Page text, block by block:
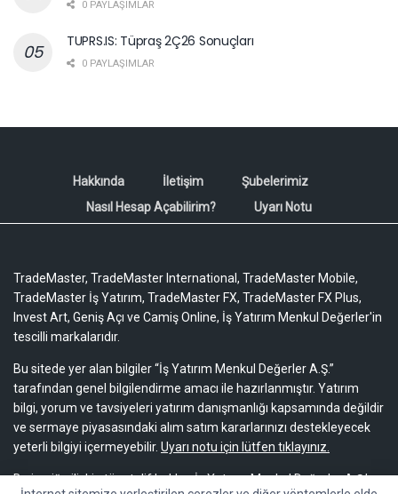
0 PAYLAŞIMLAR
TUPRS.IS: Tüpraş 2Ç26 Sonuçları
0 PAYLAŞIMLAR
Hakkında İletişim
Şubelerimiz
Nasıl Hesap Açabilirim?
Uyarı Notu
TradeMaster, TradeMaster International, TradeMaster Mobile,
TradeMaster İş Yatırım, TradeMaster FX, TradeMaster FX Plus,
Invest Art, Geniş Açı ve Camiş Online, İş Yatırım Menkul Değerler'in
tescilli markalarıdır.
Bu sitede yer alan bilgiler “İş Yatırım Menkul Değerler A.Ş.”
tarafından genel bilgilendirme amacı ile hazırlanmıştır. Yatırım
bilgi, yorum ve tavsiyeleri yatırım danışmanlığı kapsamında değildir
ve sermaye piyasasındaki alım satım kararlarınızı destekleyecek
yeterli bilgiyi içermeyebilir. Uyarı notu için lütfen tıklayınız.
Bu içeriğe ilişkin tüm telif hakları İş Yatırım Menkul Değerler A.Ş.’ye